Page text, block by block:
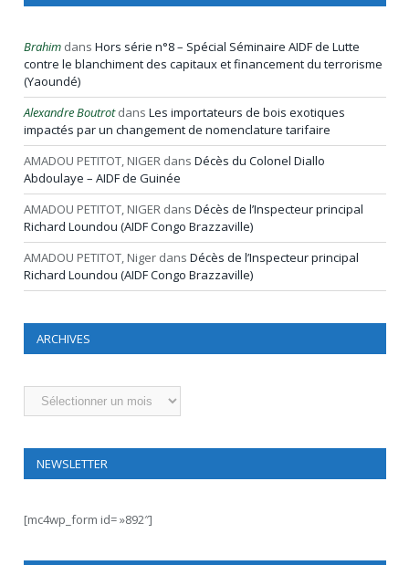
Brahim dans Hors série n°8 – Spécial Séminaire AIDF de Lutte
contre le blanchiment des capitaux et financement du terrorisme
(Yaoundé)
Alexandre Boutrotdans Les importateurs de bois exotiques
impactés par un changement de nomenclature tarifaire
AMADOU PETITOT, NIGER dans Décès du Colonel Diallo
Abdoulaye – AIDF de Guinée
AMADOU PETITOT, NIGER dans Décès de l’Inspecteur principal
Richard Loundou (AIDF Congo Brazzaville)
AMADOU PETITOT, Niger dans Décès de l’Inspecteur principal
Richard Loundou (AIDF Congo Brazzaville)
ARCHIVES
Archives
NEWSLETTER
[mc4wp_form id= »892″]